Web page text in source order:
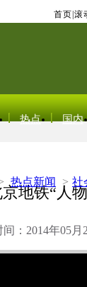
首页 滚
热点 国内
热点新闻 > 社
地铁“人
：2014年05月